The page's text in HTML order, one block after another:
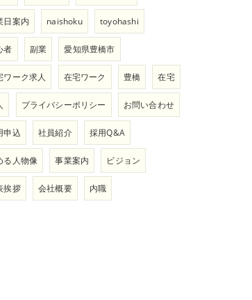
日案内 naishoku toyohashi
者 副業 愛知県豊橋市
ワーク求人 在宅ワーク 豊橋 在宅
プライバシーポリシー お問い合わせ
申込 社員紹介 採用Q&A
る人物像 事業案内 ビジョン
挨拶 会社概要 内職